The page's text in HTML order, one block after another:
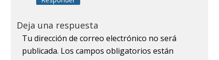
Deja una respuesta
Tu dirección de correo electrónico no será
publicada. Los campos obligatorios están